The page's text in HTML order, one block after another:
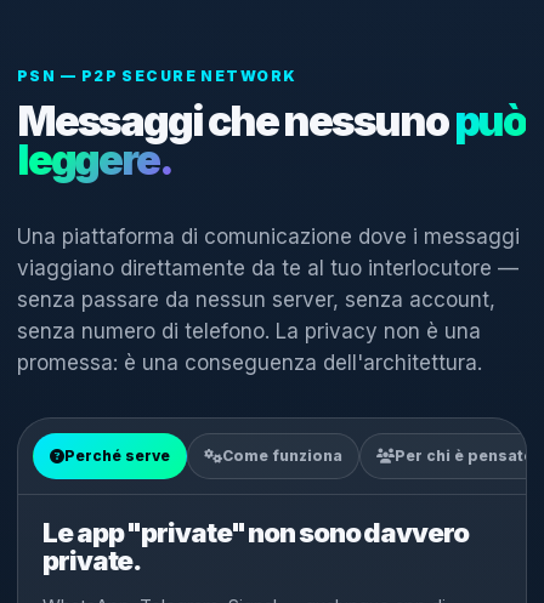
PSN — P2P SECURE NETWORK
Messaggi che nessunopuò
leggere.
Una piattaforma di comunicazione dove i messaggi
viaggiano direttamente da te al tuo interlocutore —
senza passare da nessun server, senza account,
senza numero di telefono. La privacy non è una
promessa: è una conseguenza dell'architettura.
Perché serve Come funziona Per chi è pensato
Le app "private" non sono davvero
private.